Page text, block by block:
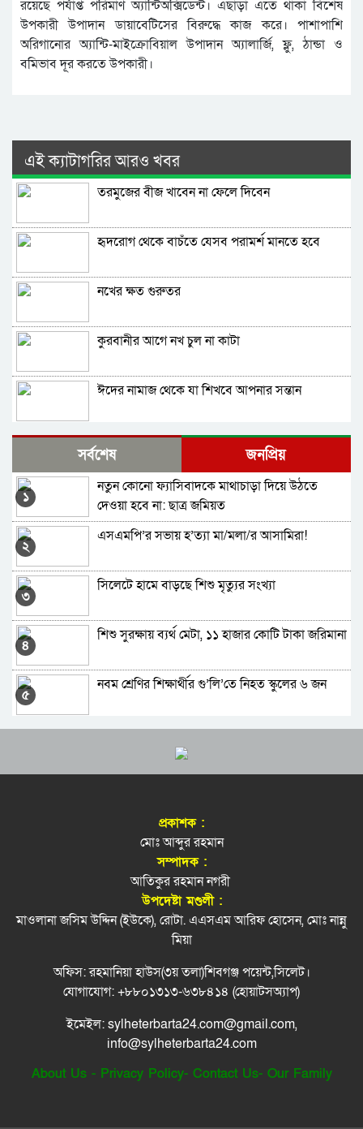
রয়েছে পর্যাপ্ত পরিমাণ অ্যান্টিঅক্সিডেন্ট। এছাড়া এতে থাকা বিশেষ
উপকারী উপাদান ডায়াবেটিসের বিরুদ্ধে কাজ করে। পাশাপাশি
অরিগানোর অ্যান্টি-মাইক্রোবিয়াল উপাদান অ্যালার্জি, ফ্লু, ঠান্ডা ও
বমিভাব দূর করতে উপকারী।
এই ক্যাটাগরির আরও খবর
তরমুজের বীজ খাবেন না ফেলে দিবেন
হৃদরোগ থেকে বাচঁতে যেসব পরামর্শ মানতে হবে
নখের ক্ষত গুরুতর
কুরবানীর আগে নখ চুল না কাটা
ঈদের নামাজ থেকে যা শিখবে আপনার সন্তান
ঈদের খাবারে সতর্ক থাকা চাই
প্রতিদিন ৩০ মিনিট যে কাজ করলে বদলে যেতে পারে
জীবন
পায়ে যে ৪ লক্ষণ দেখলে দ্রুত ডায়াবেটিস টেস্ট
ফেসবুকজুড়ে ভুয়া চিকিৎসকের পরামর্শ, ক্ষতিকর
বিষন্নতায় ভুগছেন, বাদাম চিবোতে থাকুন
তাপপ্রবাহে জনজীবনে নাভিশ্বাস
কোন রান্নায় পেঁয়াজ কাটবেন যেভাবে
‘স্বামীর পায়ের নিচে স্ত্রীর বেহেশত’ এটি কি হাদিস?
সর্বশেষ জনপ্রিয়
১
নতুন কোনো ফ্যাসিবাদকে মাথাচাড়া দিয়ে উঠতে
দেওয়া হবে না: ছাত্র জমিয়ত
২
এসএমপি’র সভায় হ’ত্যা মা/মলা/র আসামিরা!
৩
সিলেটে হামে বাড়ছে শিশু মৃত্যুর সংখ্যা
৪
শিশু সুরক্ষায় ব্যর্থ মেটা, ১১ হাজার কোটি টাকা জরিমানা
৫
নবম শ্রেণির শিক্ষার্থীর গু’লি’তে নিহত স্কুলের ৬ জন
সিলেটে ভয়াবহ দুর্ঘটনা, শিশুসহ নিহত ৮
জুলাইয়ে ‘গণহত্যার নির্দেশনা ও ষড়যন্ত্র’: ১৪ জনের
কল রেকর্ড ট্রাইব্যুনালে
গোলাপগঞ্জে ৭ শহীদ স্মরণে ইত্তেহাদুল হুফফায’র দোয়া
রিয়ার অ্যাডমিরাল মাহবুব আলী খানের মৃত্যুবার্ষিকীতে
নাসিম হোসাইন মহানগর বিএনপির সভাপতি পদে
পুনর্বহাল
সিলেটে শিশু ফাহিমা হত্যায় জাকিরের মৃ/ত্যু/দ/ণ্ড
ক্বিনব্রিজ আড়াল করে ‘আই লাভ সিলেট’ সাইনেজ,
প্রকাশক :
মোঃ আব্দুর রহমান
সম্পাদক :
আতিকুর রহমান নগরী
উপদেষ্টা মণ্ডলী :
মাওলানা জসিম উদ্দিন (ইউকে), রোটা. এএসএম আরিফ হোসেন, মোঃ নান্নু
মিয়া
অফিস: রহমানিয়া হাউস(৩য় তলা)শিবগঞ্জ পয়েন্ট,সিলেট।
যোগাযোগ: +৮৮০১৩১৩-৬৩৮৪১৪ (হোয়াটসঅ্যাপ)
ইমেইল: sylheterbarta24.com@gmail.com,
info@sylheterbarta24.com
About Us- Privacy Policy- Contact Us- Our Family